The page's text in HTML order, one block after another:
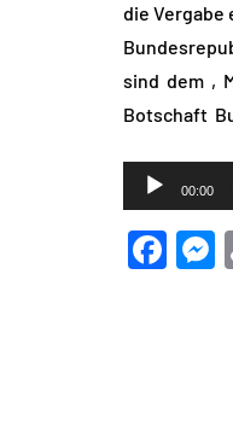
die Vergabe
sind dem
Botschaft
Audio-
Player
00:00